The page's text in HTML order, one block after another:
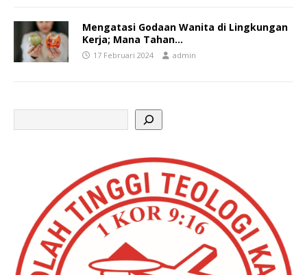
Mengatasi Godaan Wanita di Lingkungan
Kerja; Mana Tahan…
17 Februari 2024 admin